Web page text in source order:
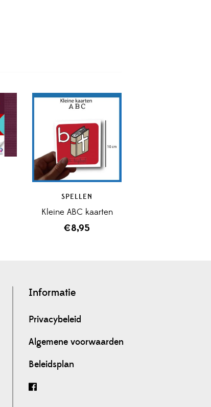
SPELLEN
Kleine ABC kaarten
€8,95
Informatie
Privacybeleid
Algemene voorwaarden
Beleidsplan